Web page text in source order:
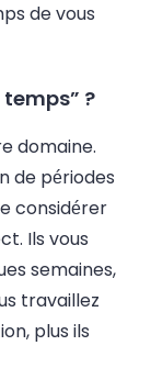
de vous
?
domaine.
de périodes
considérer
Ils vous
semaines,
travaillez
plus ils